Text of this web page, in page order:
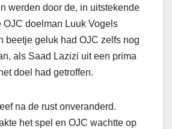
werden door de, in uitstekende
OJC doelman Luuk Vogels
beetje geluk had OJC zelfs nog
als Saad Lazizi uit een prima
doel had getroffen.
na de rust onveranderd.
het spel en OJC wachtte op